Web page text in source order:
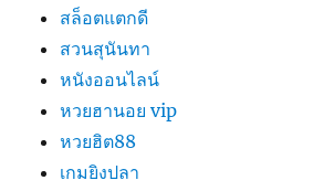
สล็อตแตกดี
สวนสุนันทา
หนังออนไลน์
หวยฮานอย vip
หวยฮิต88
เกมยิงปลา